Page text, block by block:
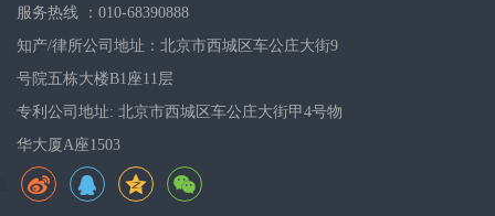
服务热线 ：010-68390888
知产/律所公司地址：北京市西城区车公庄大街9
号院五栋大楼B1座11层
专利公司地址: 北京市西城区车公庄大街甲4号物
华大厦A座1503